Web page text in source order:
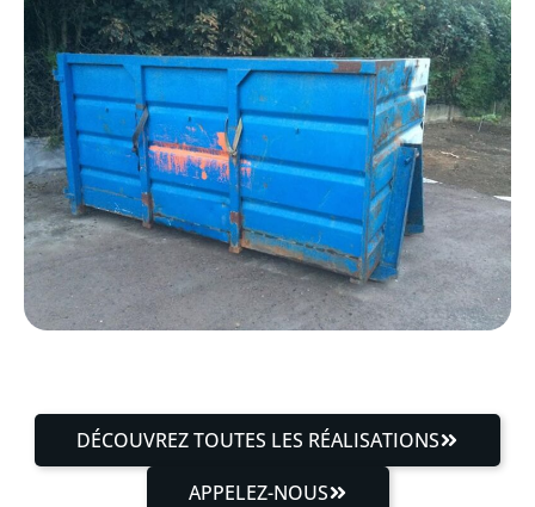
DÉCOUVREZ TOUTES LES RÉALISATIONS
APPELEZ-NOUS